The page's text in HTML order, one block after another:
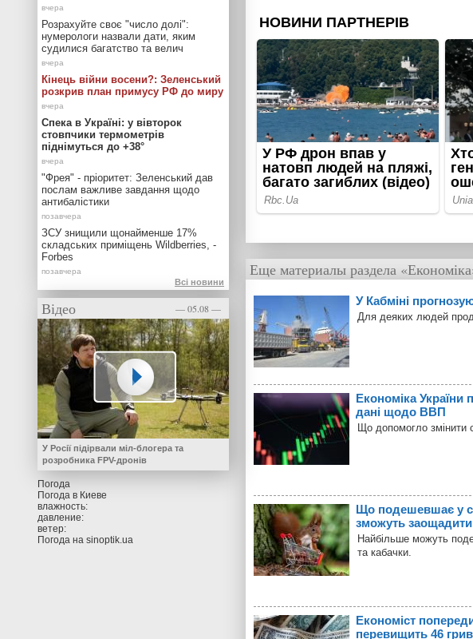
Еще материалы раздела
У Кабміні
Для деяких людей
Економіка
дані щодо ВВП
Що допомогло змінити
Що подешевшає у
зможуть заощадити
Найбільше можуть
та кабачки.
Економіст
перевищить 46
Розрахуйте своє "число долі":
нумерологи назвали дати, яким
судилися багатство та велич
Кінець війни восени?: Зеленський
розкрив план примусу РФ до миру
Спека в Україні: у вівторок
стовпчики термометрів
піднімуться до +38°
"Фрея" - пріоритет: Зеленський дав
послам важливе завдання щодо
антибалістики
ЗСУ знищили щонайменше 17%
складських приміщень Wildberries, -
Forbes
Всі новини
Відео — 05.08 —
У Росії підірвали міл-блогера та
розробника FPV-дронів
Погода
Погода в Киеве
влажность:
давление:
ветер:
Погода на sinoptik.ua